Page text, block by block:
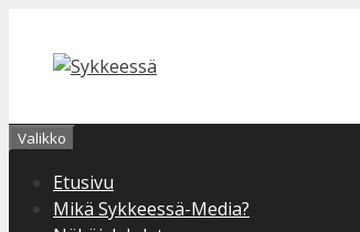
sisältöön
Valikko
Etusivu
Mikä Sykkeessä-Media?